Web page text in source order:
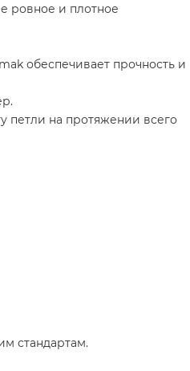
ровное и плотное
обеспечивает прочность и
петли на протяжении всего
стандартам.